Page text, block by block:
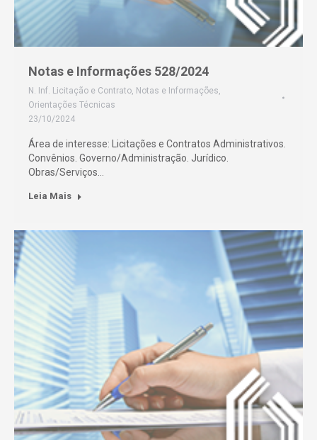
Notas e Informações 528/2024
N. Inf. Licitação e Contrato, Notas e Informações,
Orientações Técnicas
23/10/2024
Área de interesse: Licitações e Contratos Administrativos.
Convênios. Governo/Administração. Jurídico.
Obras/Serviços…
Leia Mais